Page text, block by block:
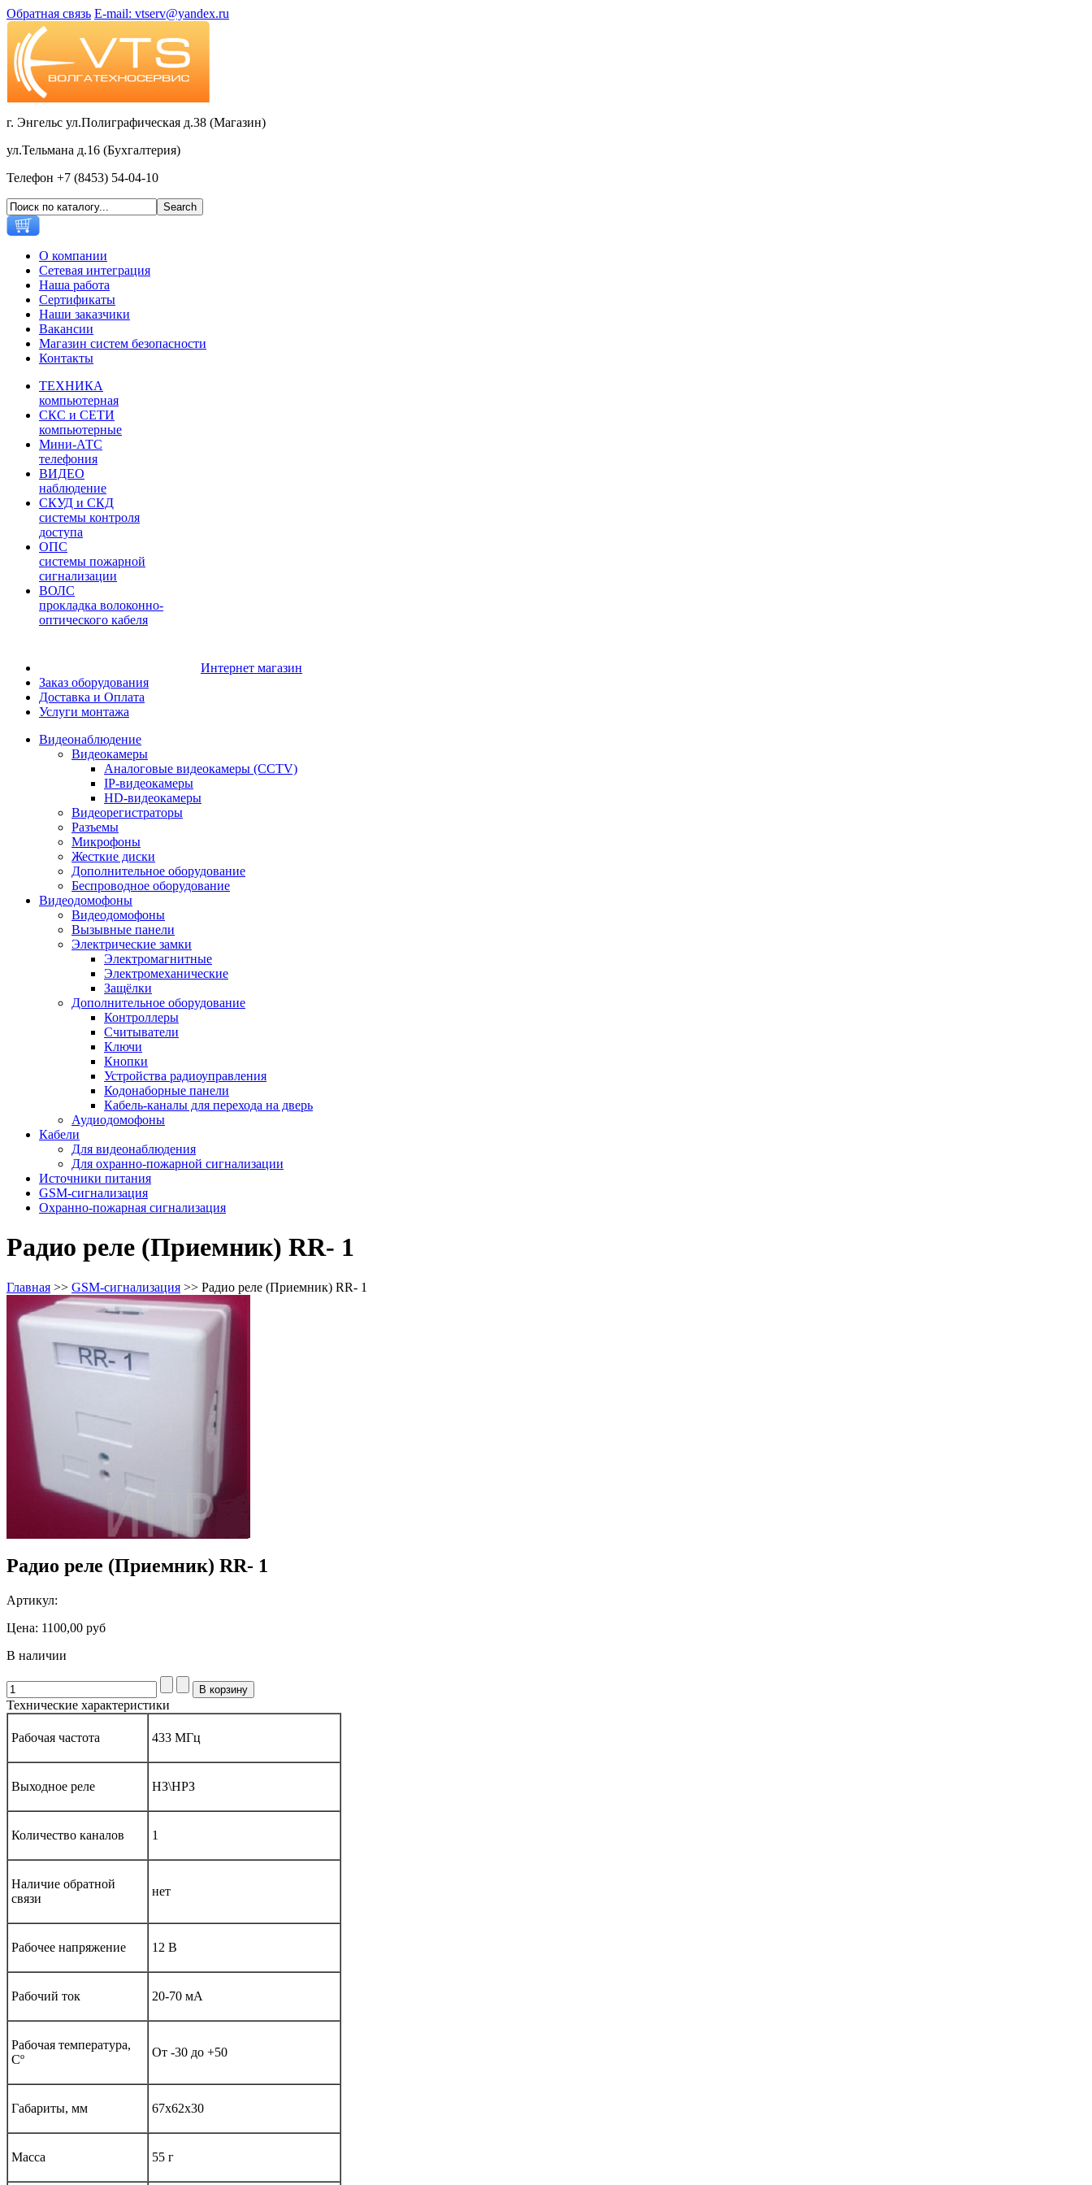
Обратная связь E-mail: vtserv@yandex.ru
г. Энгельс ул.Полиграфическая д.38 (Магазин)
ул.Тельмана д.16 (Бухгалтерия)
Телефон +7 (8453) 54-04-10
О компании
Сетевая интеграция
Наша работа
Сертификаты
Наши заказчики
Вакансии
Магазин систем безопасности
Контакты
ТЕХНИКА
компьютерная
СКС и СЕТИ
компьютерные
Мини-АТС
телефония
ВИДЕО
наблюдение
СКУД и СКД
системы контроля
доступа
ОПС
системы пожарной
сигнализации
ВОЛС
прокладка волоконно-
оптического кабеля
Интернет магазин
Заказ оборудования
Доставка и Оплата
Услуги монтажа
Видеонаблюдение
Видеокамеры
Аналоговые видеокамеры (CCTV)
IP-видеокамеры
HD-видеокамеры
Видеорегистраторы
Разъемы
Микрофоны
Жесткие диски
Дополнительное оборудование
Беспроводное оборудование
Видеодомофоны
Видеодомофоны
Вызывные панели
Электрические замки
Электромагнитные
Электромеханические
Защёлки
Дополнительное оборудование
Контроллеры
Считыватели
Ключи
Кнопки
Устройства радиоуправления
Кодонаборные панели
Кабель-каналы для перехода на дверь
Аудиодомофоны
Кабели
Для видеонаблюдения
Для охранно-пожарной сигнализации
Источники питания
GSM-сигнализация
Охранно-пожарная сигнализация
Радио реле (Приемник) RR- 1
Главная >> GSM-сигнализация >> Радио реле (Приемник) RR- 1
Радио реле (Приемник) RR- 1
Артикул:
Цена: 1100,00 руб
В наличии
Технические характеристики
Рабочая частота 433 МГц
Выходное реле НЗ\НРЗ
Количество каналов 1
Наличие обратной
связи
нет
Рабочее напряжение 12 В
Рабочий ток 20-70 мА
Рабочая температура,
Сº
От -30 до +50
Габариты, мм 67х62х30
Масса 55 г